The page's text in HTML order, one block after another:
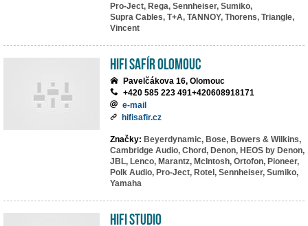
Pro-Ject, Rega, Sennheiser, Sumiko,
Supra Cables, T+A, TANNOY, Thorens, Triangle,
Vincent
HiFi Safír Olomouc
Pavelčákova 16, Olomouc
+420 585 223 491+420608918171
e-mail
hifisafir.cz
Značky: Beyerdynamic, Bose, Bowers & Wilkins,
Cambridge Audio, Chord, Denon, HEOS by Denon,
JBL, Lenco, Marantz, McIntosh, Ortofon, Pioneer,
Polk Audio, Pro-Ject, Rotel, Sennheiser, Sumiko,
Yamaha
HiFi Studio